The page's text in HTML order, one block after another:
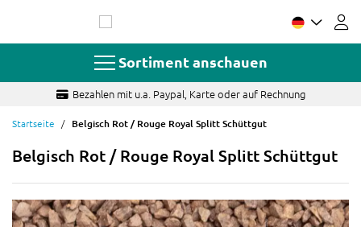
springen
Sortiment anschauen
Fragen? Schnelle und sachkundige Antwort
Startseite Belgisch Rot / Rouge Royal Splitt Schüttgut
Belgisch Rot / Rouge Royal Splitt Schüttgut